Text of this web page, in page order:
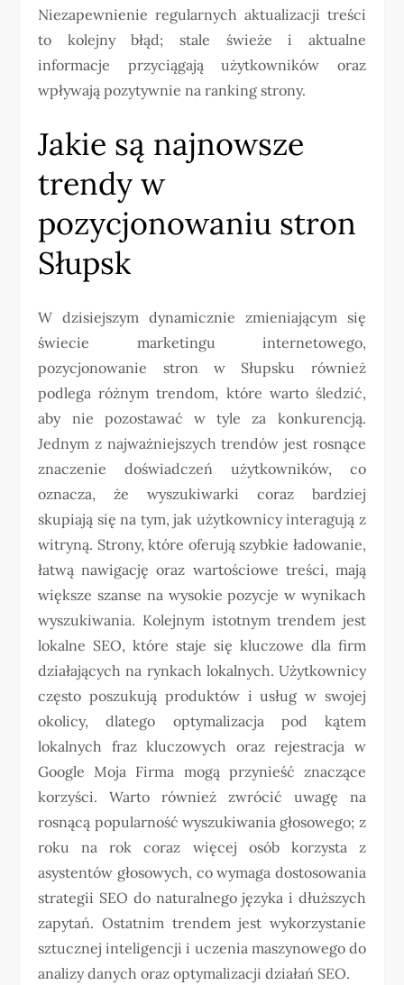
Niezapewnienie regularnych aktualizacji treści
to kolejny błąd; stale świeże i aktualne
informacje przyciągają użytkowników oraz
wpływają pozytywnie na ranking strony.
Jakie są najnowsze
trendy w
pozycjonowaniu stron
Słupsk
W dzisiejszym dynamicznie zmieniającym się
świecie marketingu internetowego,
pozycjonowanie stron w Słupsku również
podlega różnym trendom, które warto śledzić,
aby nie pozostawać w tyle za konkurencją.
Jednym z najważniejszych trendów jest rosnące
znaczenie doświadczeń użytkowników, co
oznacza, że wyszukiwarki coraz bardziej
skupiają się na tym, jak użytkownicy interagują z
witryną. Strony, które oferują szybkie ładowanie,
łatwą nawigację oraz wartościowe treści, mają
większe szanse na wysokie pozycje w wynikach
wyszukiwania. Kolejnym istotnym trendem jest
lokalne SEO, które staje się kluczowe dla firm
działających na rynkach lokalnych. Użytkownicy
często poszukują produktów i usług w swojej
okolicy, dlatego optymalizacja pod kątem
lokalnych fraz kluczowych oraz rejestracja w
Google Moja Firma mogą przynieść znaczące
korzyści. Warto również zwrócić uwagę na
rosnącą popularność wyszukiwania głosowego; z
roku na rok coraz więcej osób korzysta z
asystentów głosowych, co wymaga dostosowania
strategii SEO do naturalnego języka i dłuższych
zapytań. Ostatnim trendem jest wykorzystanie
sztucznej inteligencji i uczenia maszynowego do
analizy danych oraz optymalizacji działań SEO.